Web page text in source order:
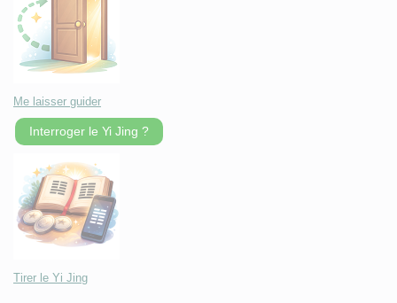
Me laisser guider
Interroger le Yi Jing ?
Tirer le Yi Jing